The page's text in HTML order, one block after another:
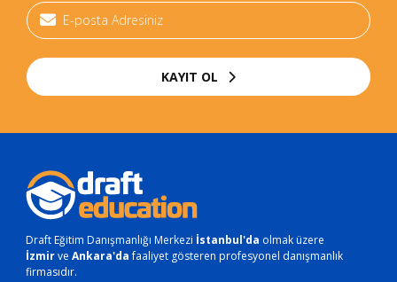
KAYIT OL
Draft Eğitim Danışmanlığı Merkezi İstanbul'da olmak üzere
İzmirve Ankara'dafaaliyet gösteren profesyonel danışmanlık
firmasıdır.